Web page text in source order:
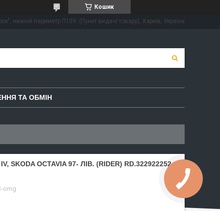
Кошик
нижній периметр П109. (Пункт видачі товару), Харків, Україна
ТА ОБМІН
SKODA OCTAVIA 97- ЛІВ. (RIDER) RD.322922252
omg